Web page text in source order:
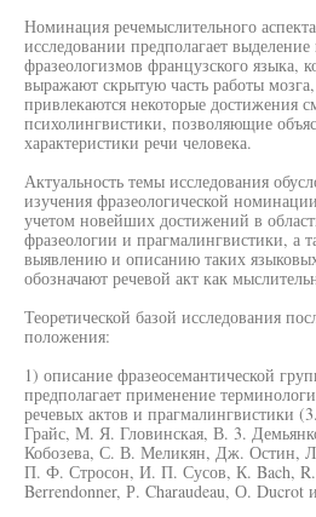
Номинация речемыслительного
исследовании предполагает
фразеологизмов французского языка,
выражают скрытую часть работы
привлекаются некоторые достижения
психолингвистики, позволяющие
характеристики речи человека.
Актуальность темы исследования
изучения фразеологической
учетом новейших достижений в
фразеологии и прагмалингвистики, а
выявлению и описанию таких
обозначают речевой акт как
Теоретической базой исследования
положения:
1) описание фразеосемантической
предполагает применение
речевых актов и прагмалингвистики
Грайс, М. Я. Гловинская, В. 3.
Кобозева, С. В. Меликян, Дж. Остин,
П. Ф. Стросон, И. П. Сусов, К. Bach,
Berrendonner, Р. Charaudeau, О. Ducrot